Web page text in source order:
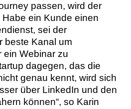
passen, wird der
Habe ein Kunde einen
sei der
beste Kanal um
ein Webinar zu
dagegen, das die
genau kennt, wird sich
über LinkedIn und den
können“, so Karin